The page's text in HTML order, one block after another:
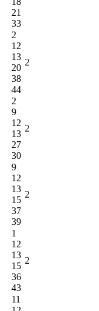
21
33
2
12
13
20
38
44
2
2
9
12
13
27
30
2
9
12
13
15
37
39
2
1
12
13
15
36
43
2
11